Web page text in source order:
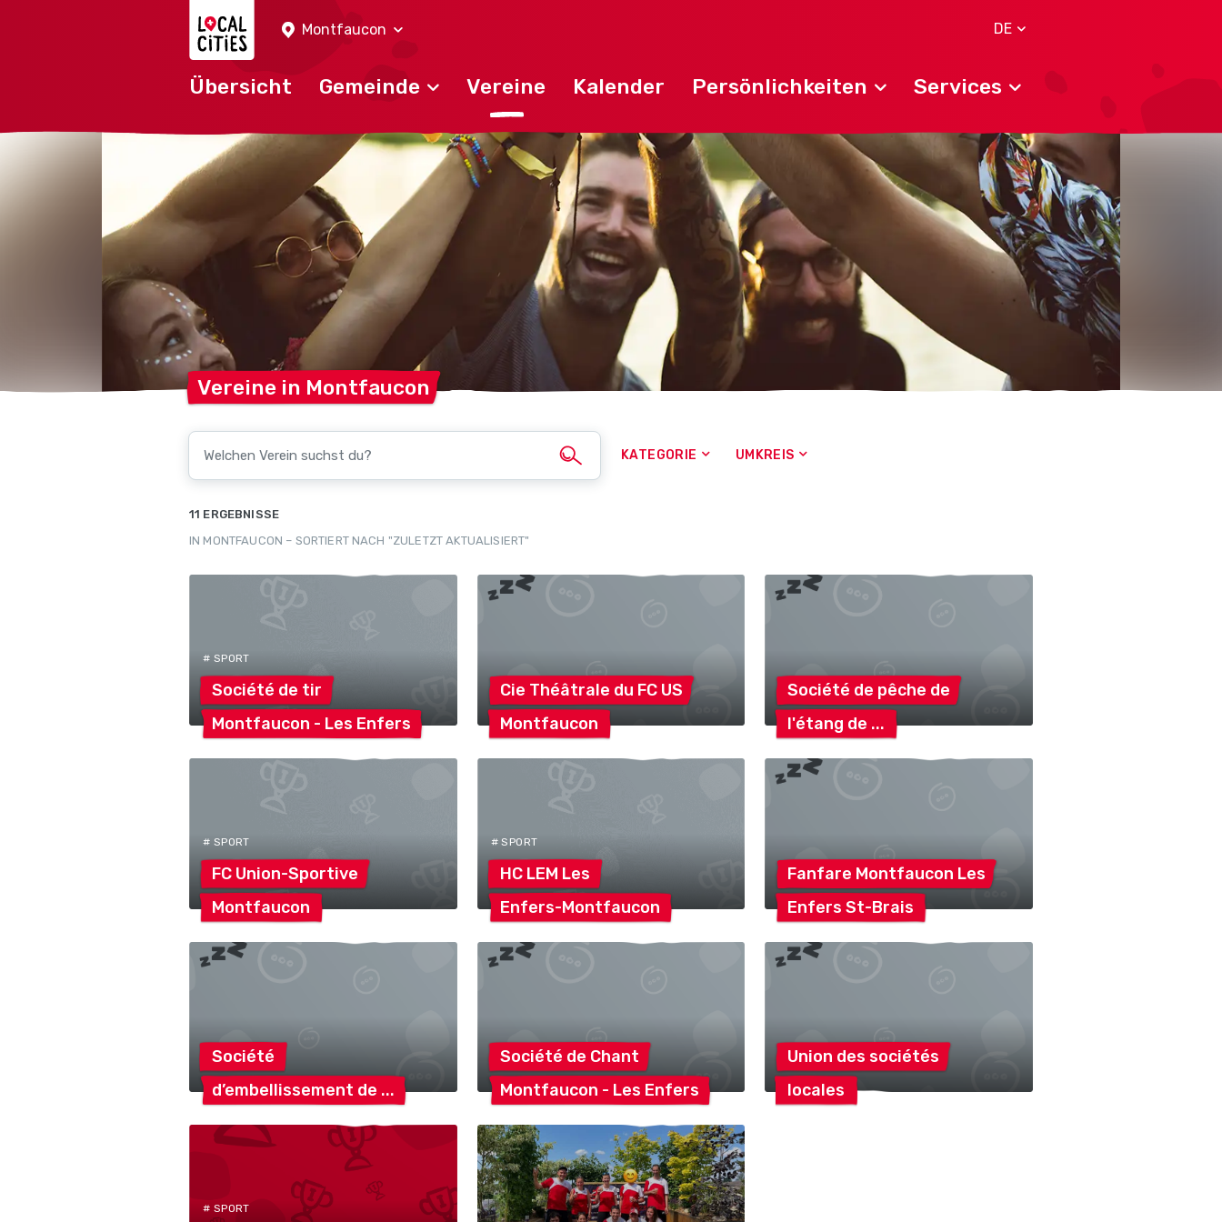
Montfaucon
DE
Übersicht Gemeinde Vereine Kalender Persönlichkeiten Services
Vereine in Montfaucon
KATEGORIE UMKREIS
11 ERGEBNISSE
IN MONTFAUCON – SORTIERT NACH "ZULETZT AKTUALISIERT"
# SPORT
Société de tir
Montfaucon - Les Enfers
Cie Théâtrale du FC US
Montfaucon
Société de pêche de
l'étang de
# SPORT
FC Union-Sportive
Montfaucon
# SPORT
HC LEM Les
Enfers-Montfaucon
Fanfare Montfaucon Les
EnfersSt-Brais
Société
d’embellissement de
Société de Chant
Montfaucon - Les Enfers
Union des sociétés
locales
# SPORT